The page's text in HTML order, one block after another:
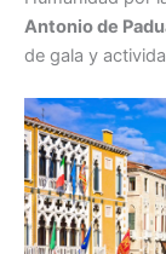
Antonio de
de gala y